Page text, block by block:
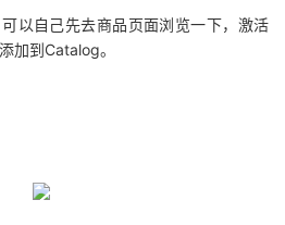
以自己先去商品页面浏览一下，激活
加到Catalog。